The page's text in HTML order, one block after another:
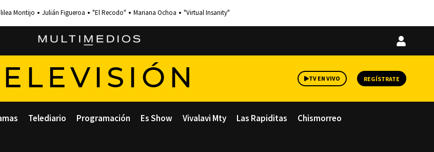
Montijo Julián Figueroa "El Recodo" Mariana Ochoa "Virtual Insanity"
Iniciar
TV EN VIVO REGÍSTRATE
Telediario Programación Es Show Vivalavi Mty Las Rapiditas Chismorreo